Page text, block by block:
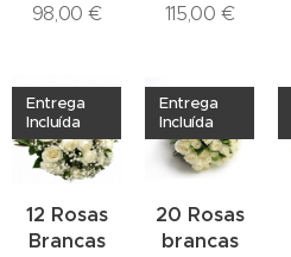
98,00 € 115,00 €
12 Rosas
Brancas
Entrega
Incluída
20 Rosas
brancas
Entrega
Incluída